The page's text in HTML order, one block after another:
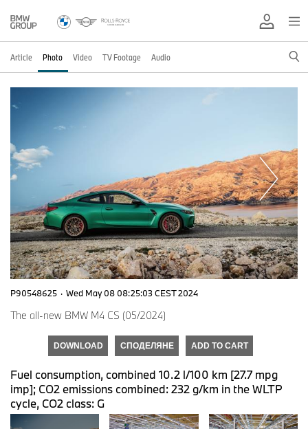
Article Photo Video TV Footage Audio
P90548625 · Wed May 08 08:25:03 CEST 2024
The all-new BMW M4 CS (05/2024)
DOWNLOAD СПОДЕЛЯНЕ ADD TO CART
Fuel consumption, combined 10.2 l/100 km [27.7 mpg
imp]; CO2 emissions combined: 232 g/km in the WLTP
cycle, CO2 class: G